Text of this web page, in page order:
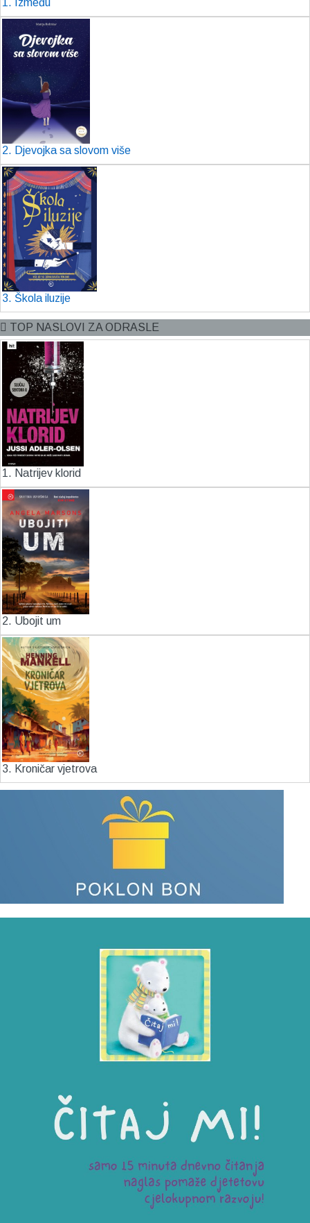
1. Između
2. Djevojka sa slovom više
3. Škola iluzije
TOP NASLOVI ZA ODRASLE
1. Natrijev klorid
2. Ubojit um
3. Kroničar vjetrova